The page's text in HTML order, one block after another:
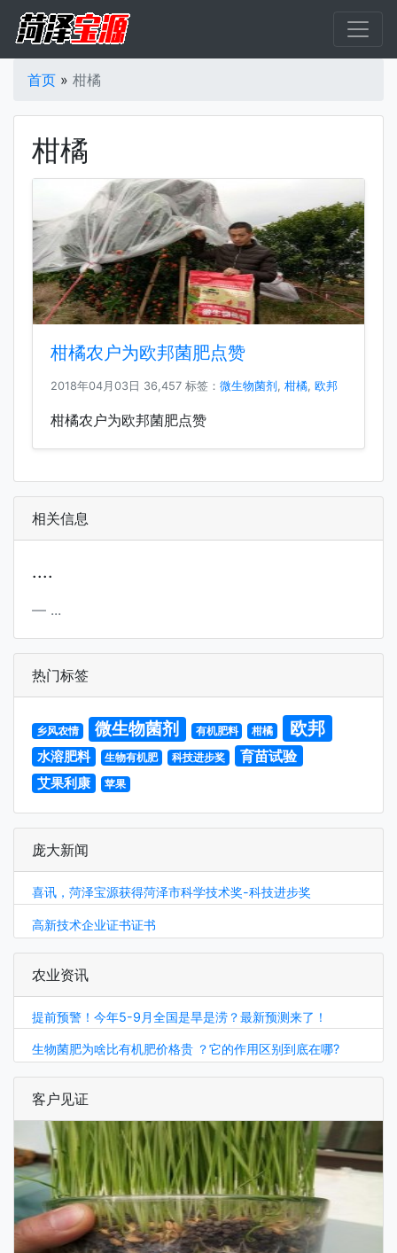
首页 » 柑橘
柑橘
柑橘农户为欧邦菌肥点赞
2018年04月03日 36,457 标签： 微生物菌剂 , 柑橘, 欧邦
柑橘农户为欧邦菌肥点赞
相关信息
....
...
热门标签
乡风农情 微生物菌剂 有机肥料 柑橘 欧邦
水溶肥料 生物有机肥 科技进步奖 育苗试验
艾果利康 苹果
庞大新闻
喜讯，菏泽宝源获得菏泽市科学技术奖-科技进步奖
高新技术企业证书证书
农业资讯
提前预警！今年5-9月全国是旱是涝？最新预测来了！
生物菌肥为啥比有机肥价格贵 ？它的作用区别到底在哪?
客户见证